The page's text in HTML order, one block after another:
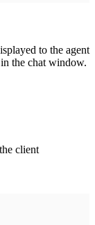
to the agent
the chat window.
client